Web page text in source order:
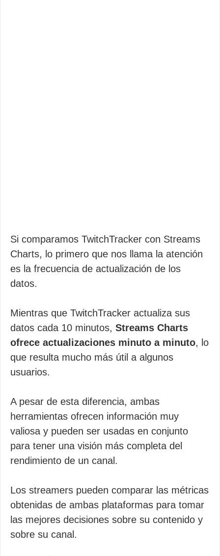
Si comparamos TwitchTracker con Streams
Charts, lo primero que nos llama la atención
es la frecuencia de actualización de los
datos.
Mientras que TwitchTracker actualiza sus
datos cada 10 minutos, Streams Charts
ofrece actualizaciones minuto a minuto, lo
que resulta mucho más útil a algunos
usuarios.
A pesar de esta diferencia, ambas
herramientas ofrecen información muy
valiosa y pueden ser usadas en conjunto
para tener una visión más completa del
rendimiento de un canal.
Los streamers pueden comparar las métricas
obtenidas de ambas plataformas para tomar
las mejores decisiones sobre su contenido y
sobre su canal.